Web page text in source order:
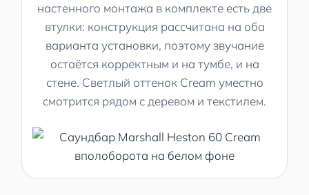
настенного монтажа в комплекте есть две
втулки: конструкция рассчитана на оба
варианта установки, поэтому звучание
остаётся корректным и на тумбе, и на
стене. Светлый оттенок Cream уместно
смотрится рядом с деревом и текстилем.